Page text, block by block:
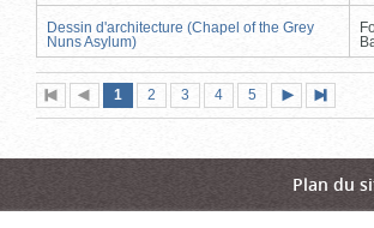
Dessin d'architecture (Chapel of the Grey
Nuns Asylum)
Première
page
Page
précédente
Page
1 (page
actuelle)
Page
2 Page
3 Page
4 Page
5
suivante
page
Plan du